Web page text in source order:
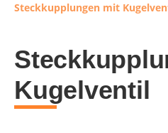
Steckkupplungen mit
Kugelventil